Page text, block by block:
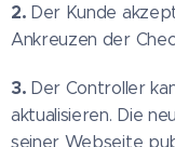
2. Der Kunde
Ankreuzen der
3. Der Controller
aktualisieren. Die
seiner Webseite